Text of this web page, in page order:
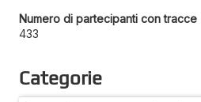
Numero di partecipanti con tracce
433
Categorie